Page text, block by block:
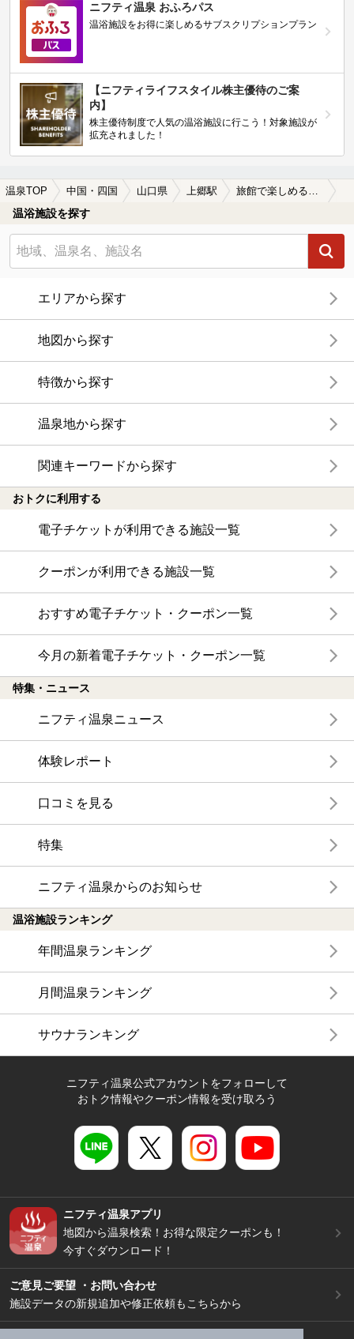
ニフティ温泉 おふろパス
温浴施設をお得に楽しめるサブスクリプションプラン
【ニフティライフスタイル株主優待のご案
内】
株主優待制度で人気の温浴施設に行こう！対象施設が
拡充されました！
温泉TOP 中国・四国 山口県 上郷駅 旅館で楽しめる上郷駅近くの温泉、日帰り温泉、スーパー銭湯おすすめ
温浴施設を探す
エリアから探す
地図から探す
特徴から探す
温泉地から探す
関連キーワードから探す
おトクに利用する
電子チケットが利用できる施設一覧
クーポンが利用できる施設一覧
おすすめ電子チケット・クーポン一覧
今月の新着電子チケット・クーポン一覧
特集・ニュース
ニフティ温泉ニュース
体験レポート
口コミを見る
特集
ニフティ温泉からのお知らせ
温浴施設ランキング
年間温泉ランキング
月間温泉ランキング
サウナランキング
ニフティ温泉公式アカウントをフォローして
おトク情報やクーポン情報を受け取ろう
ニフティ温泉アプリ
地図から温泉検索！お得な限定クーポンも！
今すぐダウンロード！
ご意見ご要望 ・お問い合わせ
施設データの新規追加や修正依頼もこちらから